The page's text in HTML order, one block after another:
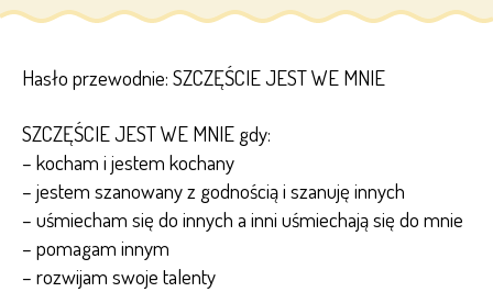
Hasło przewodnie: SZCZĘŚCIE JEST WE MNIE
SZCZĘŚCIE JEST WE MNIE gdy:
– kocham i jestem kochany
– jestem szanowany z godnością i szanuję innych
– uśmiecham się do innych a inni uśmiechają się do mnie
– pomagam innym
– rozwijam swoje talenty